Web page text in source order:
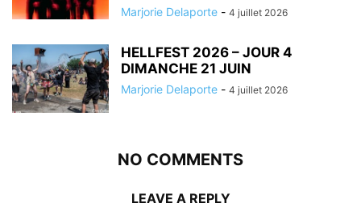
Marjorie Delaporte - 4 juillet 2026
HELLFEST 2026 – JOUR 4
DIMANCHE 21 JUIN
Marjorie Delaporte - 4 juillet 2026
NO COMMENTS
LEAVE A REPLY